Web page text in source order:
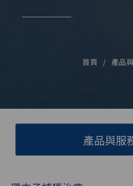
首頁 產品
產品與服